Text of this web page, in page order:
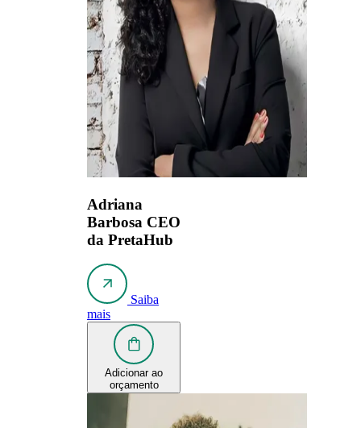
Adriana
Barbosa CEO
da PretaHub
Saiba
mais
Adicionar ao
orçamento